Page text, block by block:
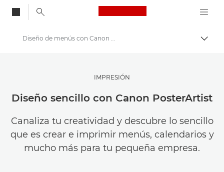
Canon Logo, back
Almacena tus fotos y vídeos por menos
Diseño de menús con Canon PosterArtist
IMPRESIÓN
Diseño sencillo con Canon PosterArtist
Canaliza tu creatividad y descubre lo sencillo
que es crear e imprimir menús, calendarios y
mucho más para tu pequeña empresa.